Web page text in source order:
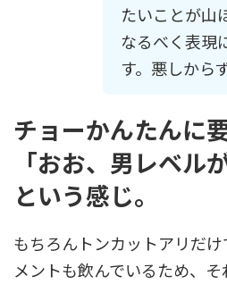
たいことが山
なるべく表現
す。悪しからず
チョーかんたんに
「おお、男レベル
という感じ。
もちろんトンカットアリだ
メントも飲んでいるため、